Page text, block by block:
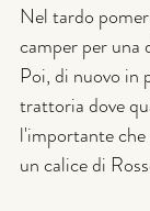
Nel tardo
camper per una
Poi, di nuovo in
trattoria dove
l'importante che
un calice di